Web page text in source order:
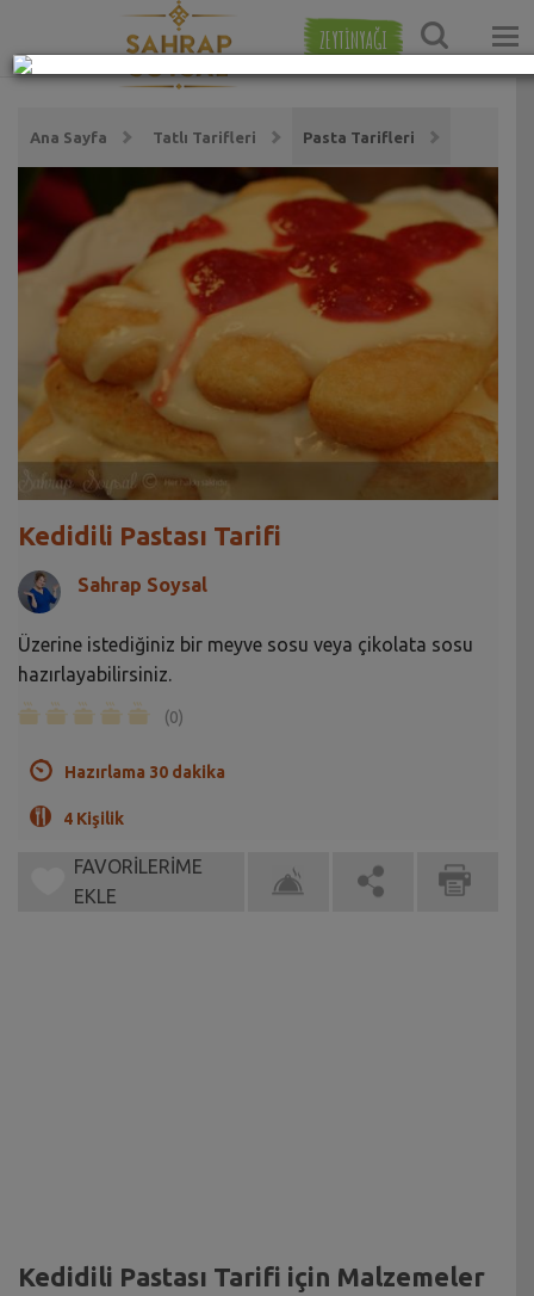
ZEYTİNYAĞI
Ana Sayfa Tatlı Tarifleri Pasta Tarifleri
Kedidili Pastası Tarifi
Sahrap Soysal
Üzerine istediğiniz bir meyve sosu veya çikolata sosu
hazırlayabilirsiniz.
(0)
Hazırlama 30 dakika
4 Kişilik
FAVORİLERİME
EKLE
Kedidili Pastası Tarifi için Malzemeler